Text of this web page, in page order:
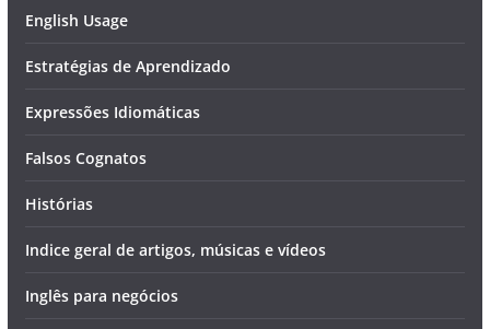
English Usage
Estratégias de Aprendizado
Expressões Idiomáticas
Falsos Cognatos
Histórias
Indice geral de artigos, músicas e vídeos
Inglês para negócios